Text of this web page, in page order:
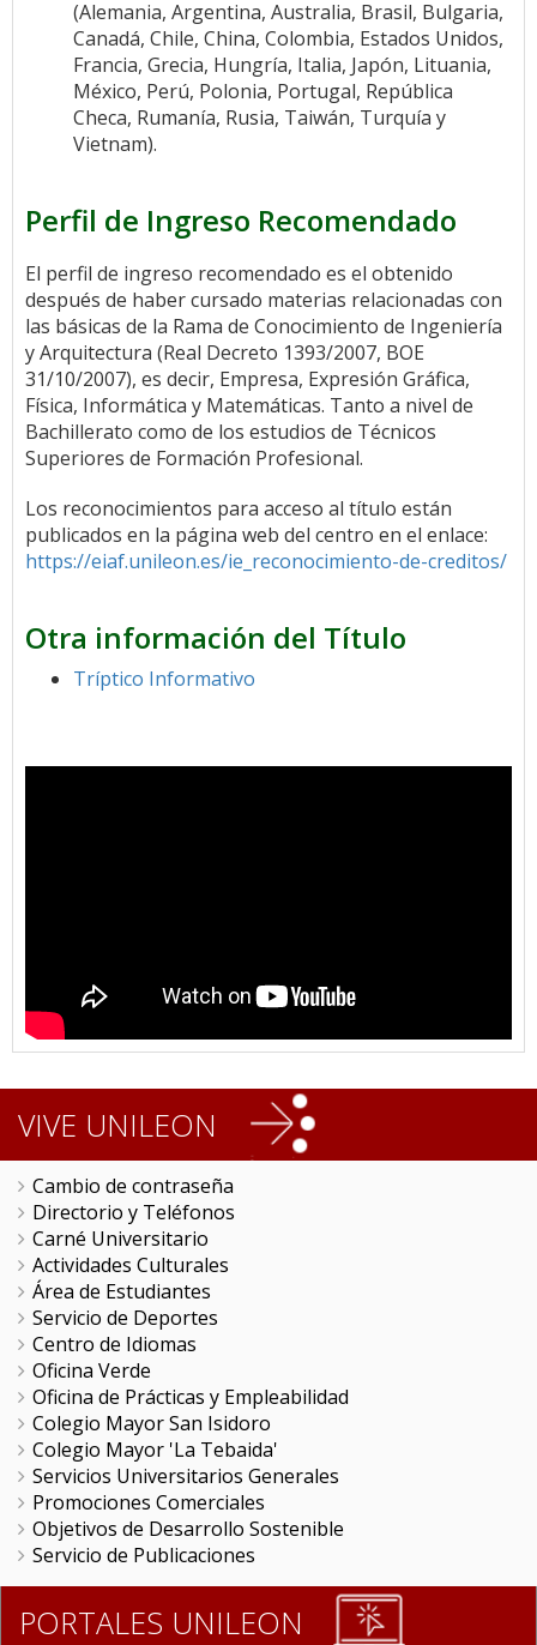
(Alemania, Argentina, Australia, Brasil, Bulgaria,
Canadá, Chile, China, Colombia, Estados Unidos,
Francia, Grecia, Hungría, Italia, Japón, Lituania,
México, Perú, Polonia, Portugal, República
Checa, Rumanía, Rusia, Taiwán, Turquía y
Vietnam).
Perfil de Ingreso Recomendado
El perfil de ingreso recomendado es el obtenido
después de haber cursado materias relacionadas con
las básicas de la Rama de Conocimiento de Ingeniería
y Arquitectura (Real Decreto 1393/2007, BOE
31/10/2007), es decir, Empresa, Expresión Gráfica,
Física, Informática y Matemáticas. Tanto a nivel de
Bachillerato como de los estudios de Técnicos
Superiores de Formación Profesional.
Los reconocimientos para acceso al título están
publicados en la página web del centro en el enlace:
https://eiaf.unileon.es/ie_reconocimiento-de-creditos/
Otra información del Título
Tríptico Informativo
VIVE UNILEON
Cambio de contraseña
Directorio y Teléfonos
Carné Universitario
Actividades Culturales
Área de Estudiantes
Servicio de Deportes
Centro de Idiomas
Oficina Verde
Oficina de Prácticas y Empleabilidad
Colegio Mayor San Isidoro
Colegio Mayor 'La Tebaida'
Servicios Universitarios Generales
Promociones Comerciales
Objetivos de Desarrollo Sostenible
Servicio de Publicaciones
PORTALES UNILEON